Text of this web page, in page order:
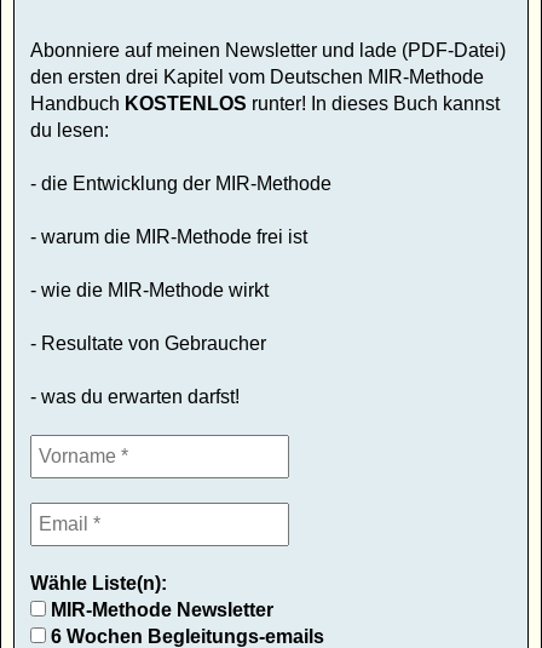
Abonniere auf meinen Newsletter und lade (PDF-Datei)
den ersten drei Kapitel vom Deutschen MIR-Methode
Handbuch KOSTENLOS runter! In dieses Buch kannst
du lesen:
- die Entwicklung der MIR-Methode
- warum die MIR-Methode frei ist
- wie die MIR-Methode wirkt
- Resultate von Gebraucher
- was du erwarten darfst!
Wähle Liste(n):
MIR-Methode Newsletter
6 Wochen Begleitungs-emails